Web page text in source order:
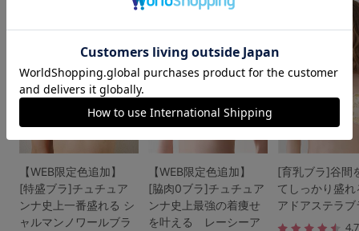
【WEB限定色追加】
[特盛ブラ]チュチュア
ンナ史上一番盛れる シ
ャルマンノワールブラ
【WEB限定色追加】
[脇肉0ブラ]チュチュア
ンナ史上最強の着痩せ
を叶える レーシーア
[育乳ブラ]谷間
てしっかり盛
アドアステラブ
4.7